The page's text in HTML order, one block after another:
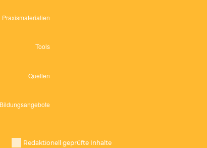
Redaktionell geprüfte Inhalte